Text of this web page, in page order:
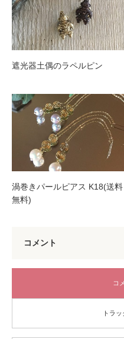
遮光器土偶のラペルピン
渦巻きパールピアス K18(送料
無料)
コメント
コ
トラ